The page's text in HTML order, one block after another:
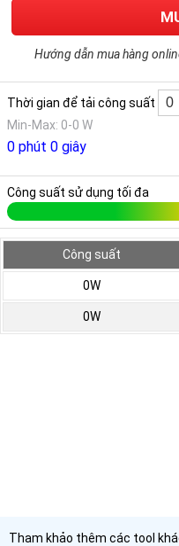
Hướng dẫn mua hàng
Thời gian để tải công suất
Min-Max: 0-0 W
0 phút 0 giây
Công suất sử dụng tối đa
Công suất
0W
0W
Tham khảo thêm các tool